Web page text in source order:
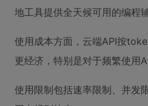
地工具提供全天候可用的编程辅
使用成本方面，云端API按
更经济，特别是对于频繁使用
使用限制包括速率限制、并发